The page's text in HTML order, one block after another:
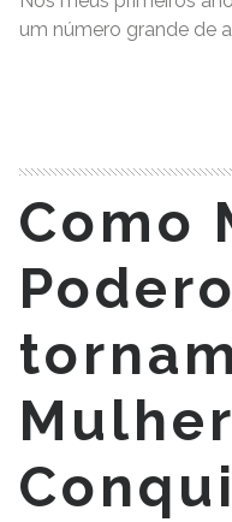
um número grande de
Como
tornam